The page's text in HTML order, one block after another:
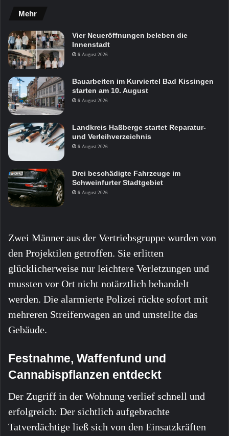
Mehr
Vier Neueröffnungen beleben die
Innenstadt
6. August 2026
Bauarbeiten im Kurviertel Bad Kissingen
starten am 10. August
6. August 2026
Landkreis Haßberge startet Reparatur-
und Verleihverzeichnis
6. August 2026
Drei beschädigte Fahrzeuge im
Schweinfurter Stadtgebiet
6. August 2026
Zwei Männer aus der Vertriebsgruppe wurden von
den Projektilen getroffen. Sie erlitten
glücklicherweise nur leichtere Verletzungen und
mussten vor Ort nicht notärztlich behandelt
werden. Die alarmierte Polizei rückte sofort mit
mehreren Streifenwagen an und umstellte das
Gebäude.
Festnahme, Waffenfund und
Cannabispflanzen entdeckt
Der Zugriff in der Wohnung verlief schnell und
erfolgreich: Der sichtlich aufgebrachte
Tatverdächtige ließ sich von den Einsatzkräften